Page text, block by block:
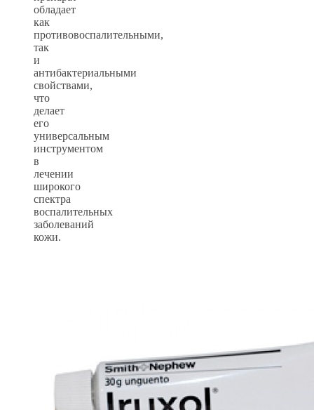
обладает
как
противовоспалительными,
так
и
антибактериальными
свойствами,
что
делает
его
универсальным
инструментом
в
лечении
широкого
спектра
воспалительных
заболеваний
кожи.